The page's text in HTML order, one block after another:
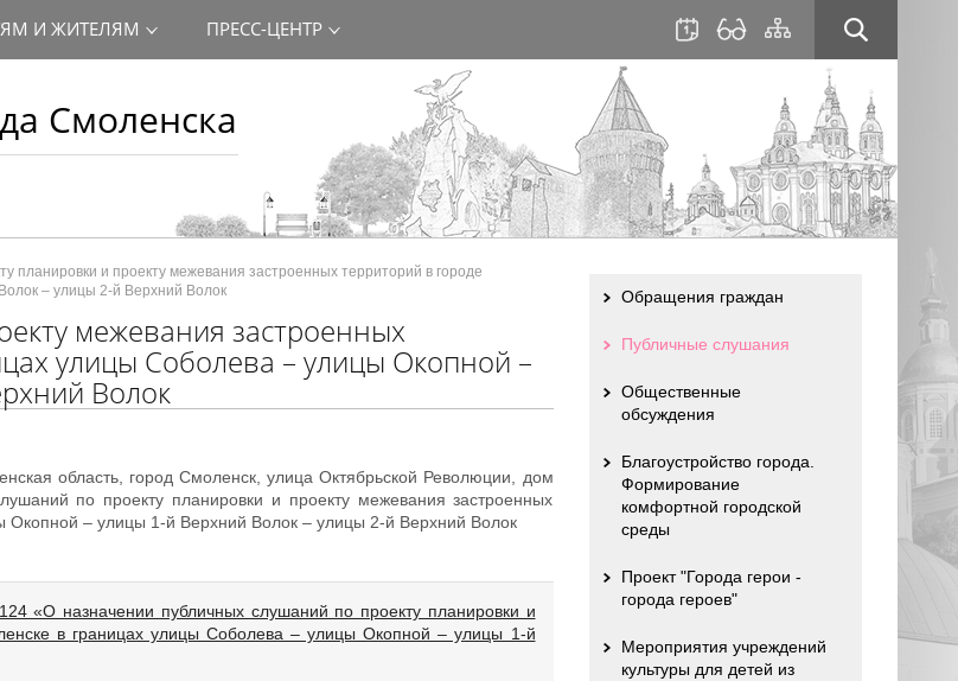
Смоленска
И ЖИТЕЛЯМ ПРЕСС-ЦЕНТР
планировки и проекту межевания застроенных территорий в городе
– улицы 2-й Верхний Волок
межевания застроенных
улицы Соболева – улицы Окопной –
Волок
область, город Смоленск, улица Октябрьской Революции, дом
по проекту планировки и проекту межевания застроенных
Окопной – улицы 1-й Верхний Волок – улицы 2-й Верхний Волок
«О назначении публичных слушаний по проекту планировки и
в границах улицы Соболева – улицы Окопной – улицы 1-й
Обращения граждан
Публичные слушания
Общественные
обсуждения
Благоустройство города.
Формирование
комфортной городской
среды
Проект "Города герои -
города героев"
Мероприятия учреждений
культуры для детей из